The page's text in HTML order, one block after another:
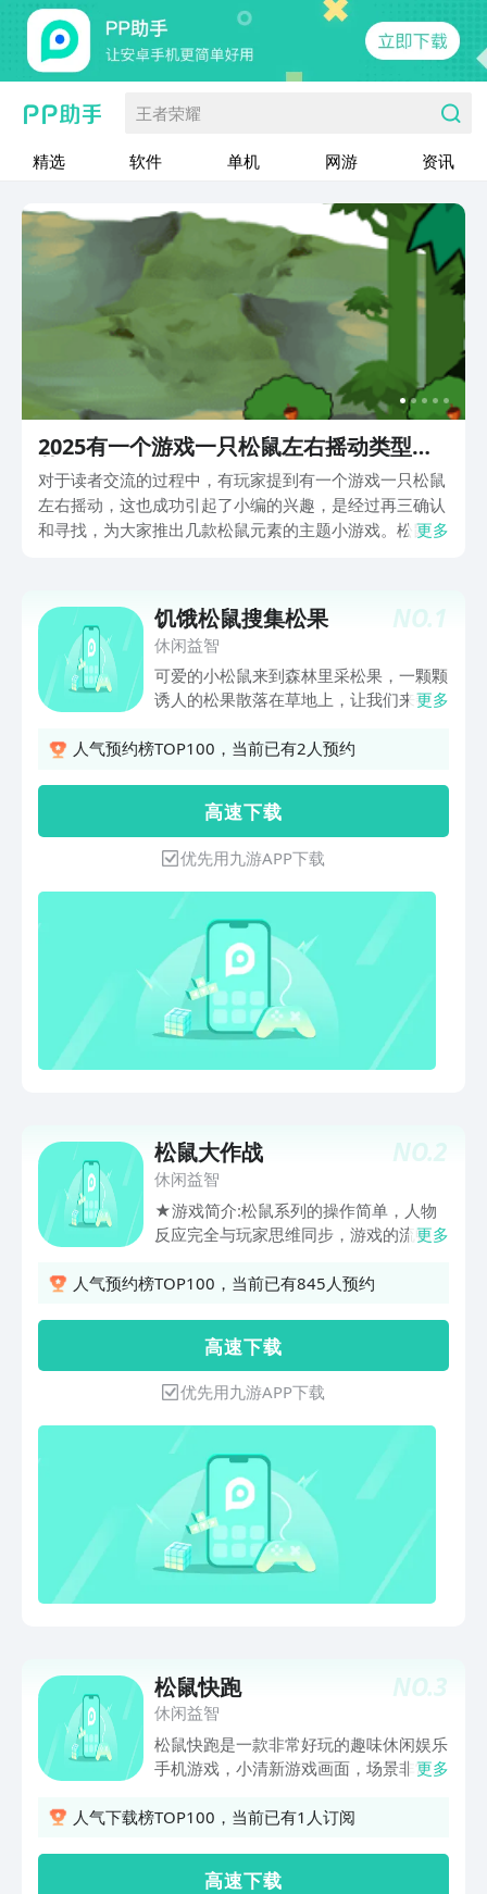
王者荣耀
精选 软件 单机 网游 资讯
2025有一个游戏一只松鼠左右摇动类型推
荐
对于读者交流的过程中，有玩家提到有一个游戏一只松鼠
左右摇动，这也成功引起了小编的兴趣，是经过再三确认
和寻找，为大家推出几款松鼠元素的主题小游戏。松鼠在
乐，与可爱小松鼠剧情互动。
更多
NO.1
饥饿松鼠搜集松果
休闲益智
可爱的小松鼠来到森林里采松果，一颗颗
诱人的松果散落在草地上，让我们来帮助
吧！请巧妙地利用有限的空间和通道合理
是，稍不小心松果就会被石头堵住动惮不
得哦~
更多
人气预约榜TOP100，当前已有2人预约
高 速 下 载
优先用九游APP下载
NO.2
松鼠大作战
休闲益智
★游戏简介:松鼠系列的操作简单，人物
反应完全与玩家思维同步，游戏的流畅感
子）可攻击可防御。★游戏技巧:100个
出超能量箱子：需要两个人。一个人抛出
箱子，另一个人接住并顺者原方向再次抛
出，可发出超能量箱子★软件特点:1.直
接下载安装就可以游戏,不需要其他的任
何设置!2.本游戏除了支持触摸屏操作以
外,还支持实体按键~,有实体键的童鞋可
以玩得更爽~3.此外按menu键可以随时
保存,随时读取~,任意S/L!
更多
人气预约榜TOP100，当前已有845人预约
高 速 下 载
优先用九游APP下载
NO.3
松鼠快跑
休闲益智
松鼠快跑是一款非常好玩的趣味休闲娱乐
手机游戏，小清新游戏画面，场景非常精
鼠，进行闯关，躲避障碍物，收集坚果和
更多
人气下载榜TOP100，当前已有1人订阅
高 速 下 载